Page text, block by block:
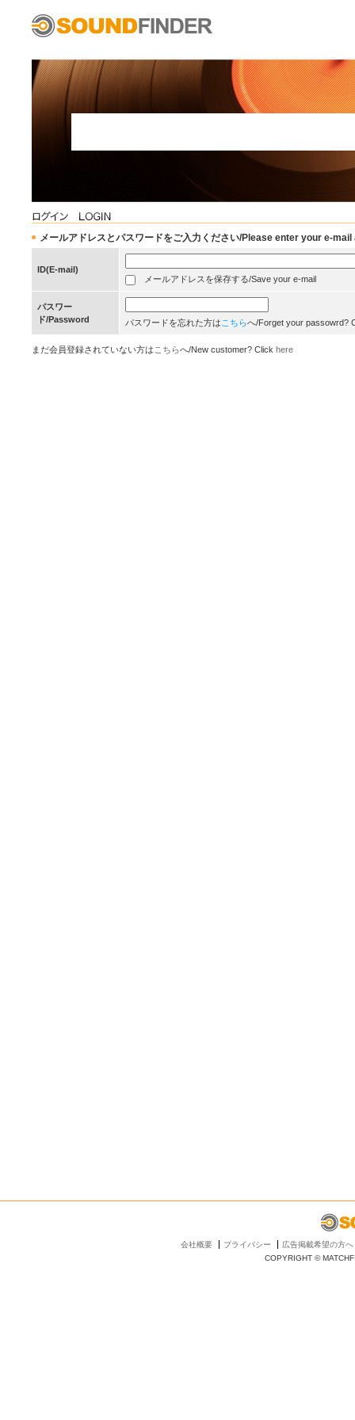
メールアドレスとパスワードをご入力ください/Please enter your e-
ID(E-mail)
メールアドレスを保存する/Save your e-mail
パスワー
ド/Password
パスワードを忘れた方は こちらへ/Forget your passowrd?
まだ会員登録されていない方は こちらへ/New customer? Click here
会社概要 プライバシー
広告掲載希望の方へ
COPYRIGHT ©